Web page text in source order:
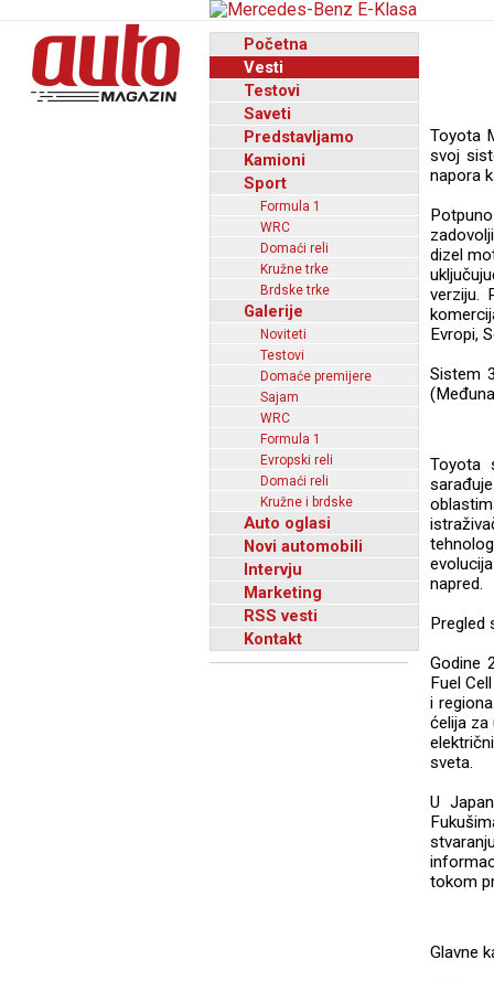
Početna
Vesti
Testovi
Saveti
Predstavljamo
Kamioni
Sport
Formula 1
WRC
Domaći reli
Kružne trke
Brdske trke
Galerije
Noviteti
Testovi
Domaće premijere
Sajam
WRC
Formula 1
Evropski reli
Domaći reli
Kružne i brdske
Auto oglasi
Novi automobili
Intervju
Marketing
RSS vesti
Kontakt
Toyota
svoj
napora
dizel
verziju.
Evropi,
Sistem
Toyota
napred.
Pregled
Godine
Fuel
i
ćelija za
sveta.
U
tokom
Glavne